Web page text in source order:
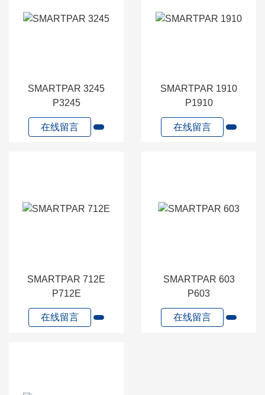
SMARTPAR 3245
P3245
在线留言
SMARTPAR 1910
P1910
在线留言
SMARTPAR 712E
P712E
在线留言
SMARTPAR 603
P603
在线留言